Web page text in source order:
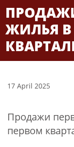
ЖИЛЬЯ В
17 April 2025
Продажи
первом